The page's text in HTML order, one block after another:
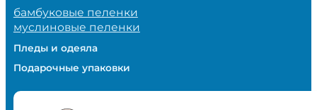
бамбуковые пеленки
муслиновые пеленки
Пледы и одеяла
Подарочные упаковки